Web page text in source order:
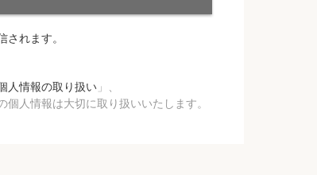
されます。
人情報の取り扱い 」、
個人情報は大切に取り扱いいたします。